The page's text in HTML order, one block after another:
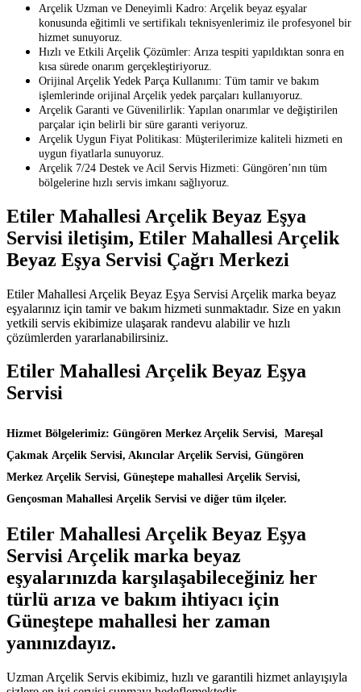
Arçelik Uzman ve Deneyimli Kadro: Arçelik beyaz eşyalar
konusunda eğitimli ve sertifikalı teknisyenlerimiz ile profesyonel bir
hizmet sunuyoruz.
Hızlı ve Etkili Arçelik Çözümler: Arıza tespiti yapıldıktan sonra en
kısa sürede onarım gerçekleştiriyoruz.
Orijinal Arçelik Yedek Parça Kullanımı: Tüm tamir ve bakım
işlemlerinde orijinal Arçelik yedek parçaları kullanıyoruz.
Arçelik Garanti ve Güvenilirlik: Yapılan onarımlar ve değiştirilen
parçalar için belirli bir süre garanti veriyoruz.
Arçelik Uygun Fiyat Politikası: Müşterilerimize kaliteli hizmeti en
uygun fiyatlarla sunuyoruz.
Arçelik 7/24 Destek ve Acil Servis Hizmeti: Güngören’nın tüm
bölgelerine hızlı servis imkanı sağlıyoruz.
Etiler Mahallesi Arçelik Beyaz Eşya
Servisi iletişim, Etiler Mahallesi Arçelik
Beyaz Eşya Servisi Çağrı Merkezi
Etiler Mahallesi Arçelik Beyaz Eşya Servisi Arçelik marka beyaz
eşyalarınız için tamir ve bakım hizmeti sunmaktadır. Size en yakın
yetkili servis ekibimize ulaşarak randevu alabilir ve hızlı
çözümlerden yararlanabilirsiniz.
Etiler Mahallesi Arçelik Beyaz Eşya
Servisi
Hizmet Bölgelerimiz: Güngören Merkez Arçelik Servisi, Mareşal
Çakmak Arçelik Servisi, Akıncılar Arçelik Servisi, Güngören
Merkez Arçelik Servisi, Güneştepe mahallesi Arçelik Servisi,
Gençosman Mahallesi Arçelik Servisi ve diğer tüm ilçeler.
Etiler Mahallesi Arçelik Beyaz Eşya
Servisi Arçelik marka beyaz
eşyalarınızda karşılaşabileceğiniz her
türlü arıza ve bakım ihtiyacı için
Güneştepe mahallesi her zaman
yanınızdayız.
Uzman Arçelik Servis ekibimiz, hızlı ve garantili hizmet anlayışıyla